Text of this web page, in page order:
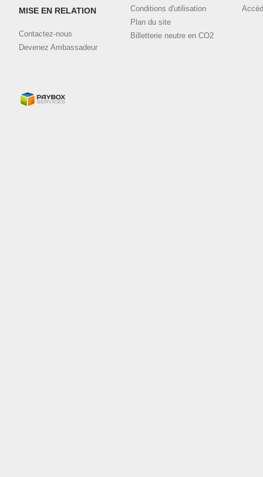
MISE EN RELATION
Contactez-nous
Devenez Ambassadeur
Conditions d'utilisation
Plan du site
Billetterie neutre en CO2